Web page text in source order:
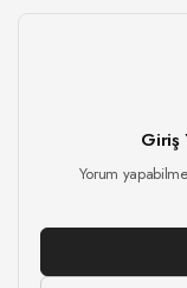
Giriş
Yorum